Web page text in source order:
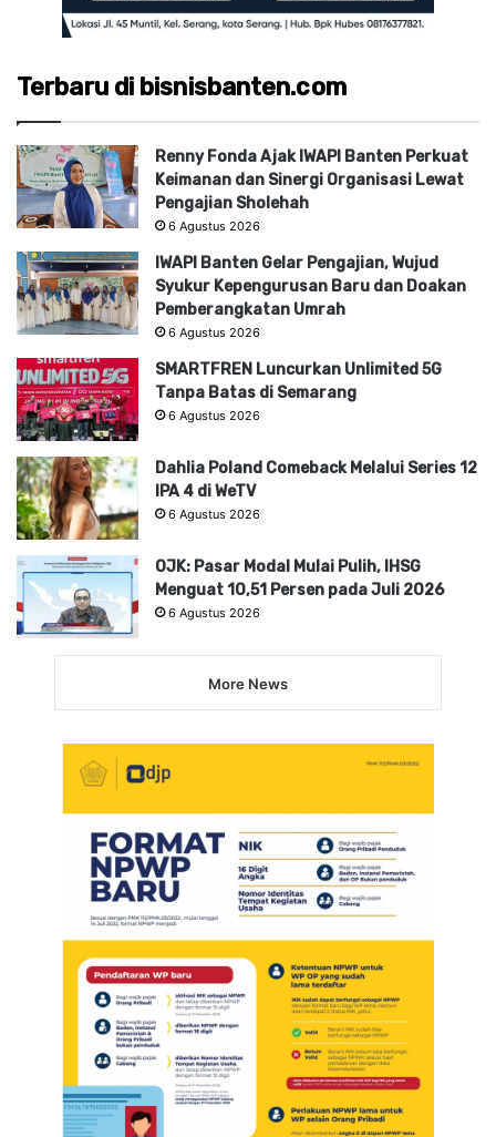
Terbaru di bisnisbanten.com
Renny Fonda Ajak IWAPI Banten Perkuat
Keimanan dan Sinergi Organisasi Lewat
Pengajian Sholehah
6 Agustus 2026
IWAPI Banten Gelar Pengajian, Wujud
Syukur Kepengurusan Baru dan Doakan
Pemberangkatan Umrah
6 Agustus 2026
SMARTFREN Luncurkan Unlimited 5G
Tanpa Batas di Semarang
6 Agustus 2026
Dahlia Poland Comeback Melalui Series 12
IPA 4 di WeTV
6 Agustus 2026
OJK: Pasar Modal Mulai Pulih, IHSG
Menguat 10,51 Persen pada Juli 2026
6 Agustus 2026
More News